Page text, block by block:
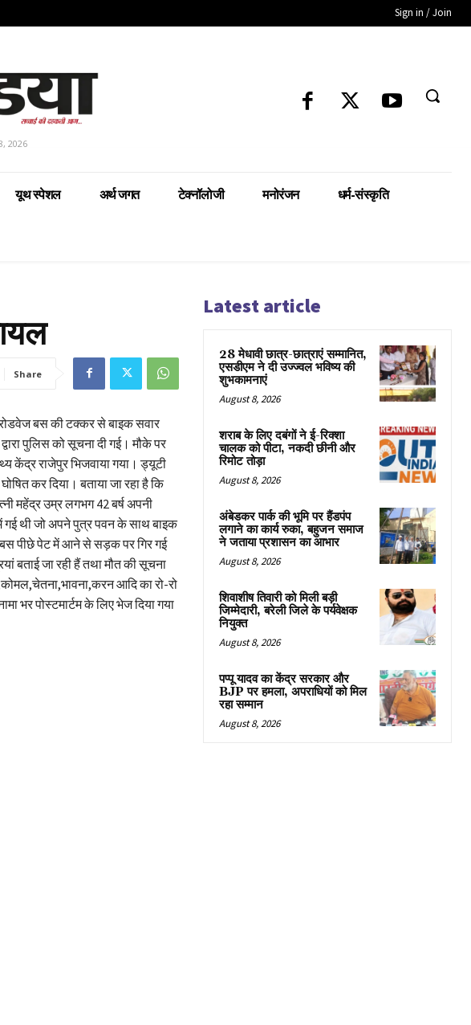
Sign in / Join
2026
यूथ स्पेशल अर्थ जगत टेक्नॉलोजी मनोरंजन धर्म-संस्कृति
Share
बस की टक्कर से बाइक सवार
पुलिस को सूचना दी गई। मौके पर
केंद्र राजेपुर भिजवाया गया। ड्यूटी
कर दिया। बताया जा रहा है कि
महेंद्र उम्र लगभग 42 बर्ष अपनी
गई थी जो अपने पुत्र पवन के साथ बाइक
पीछे पेट में आने से सड़क पर गिर गई
बताई जा रही हैं तथा मौत की सूचना
आदि का रो-रो
भर पोस्टमार्टम के लिए भेज दिया गया
Latest article
28 मेधावी छात्र-छात्राएं सम्मानित,
एसडीएम ने दी उज्ज्वल भविष्य की
शुभकामनाएं
August 8, 2026
शराब के लिए दबंगों ने ई-रिक्शा
चालक को पीटा, नकदी छीनी और
रिमोट तोड़ा
August 8, 2026
अंबेडकर पार्क की भूमि पर हैंडपंप
लगाने का कार्य रुका, बहुजन समाज
ने जताया प्रशासन का आभार
August 8, 2026
शिवाशीष तिवारी को मिली बड़ी
जिम्मेदारी, बरेली जिले के पर्यवेक्षक
नियुक्त
August 8, 2026
पप्पू यादव का केंद्र सरकार और
BJP पर हमला, अपराधियों को मिल
रहा सम्मान
August 8, 2026